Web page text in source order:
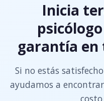
Inicia
garantía
Si no estás
ayudamos a